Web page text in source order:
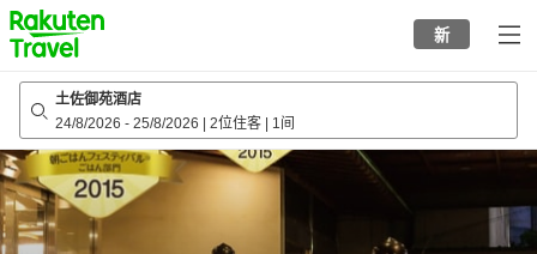
to
top
page
新
土佐御苑酒店
24/8/2026 - 25/8/2026 2位住客 1间